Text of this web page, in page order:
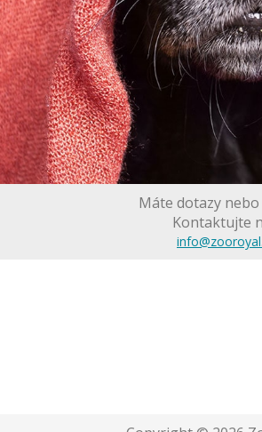
Máte dotazy nebo
Kontaktujte